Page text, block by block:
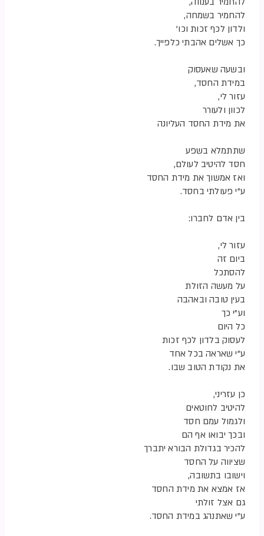
להחמיר בשמחה,
ולדון לכף זכות וכו’
כך אשלים אהבתי כלפייך.
ובשעה שאעסוק
במידת החסד,
עזור לי,
לכוון ולעורר
את מידת החסד העליונה
שתתמלא בשפע
חסד להיטיב לעולם,
ואז אמשוך את מידת החסד
ע”י פעולתי בחסד.
בין אדם לחברו:
עזור לי,
ביום זה
להסתכל
על מעשה הזולת
בעין טובה ובאהבה
וע”י כך
כל היום
לעסוק בלדון לכף זכות
ע”י שאראה בכל אחד
את נקודת הטוב שבו.
כן עזריני,
להיטיב לחוטאים
ולגמול עמם חסד
ובכך יבואו אף הם
להכיר בגדולת הבורא יתברך
שציווה על החסד
וישובו בתשובה,
אז אמצא את מידת החסד
גם אצל זולתי
ע”י שאתנהג במידת החסד.